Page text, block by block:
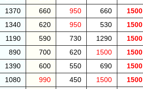
1370 660 950 660 1500
1340 620 950 530 1500
1190 590 730 1290 1500
890 700 620 1500 1500
1390 600 550 690 1500
1080 990 450 1500 1500